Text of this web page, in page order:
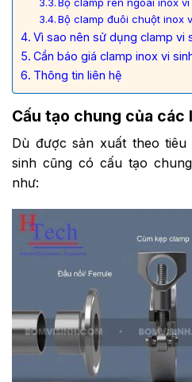
Bộ clamp đuôi chuột inox
Vì sao nên sử dụng clamp vi
Cần báo giá clamp inox vi
Thông tin liên hệ
Cấu tạo chung của các
Dù được sản xuất theo
sinh cũng có cấu tạo
như: